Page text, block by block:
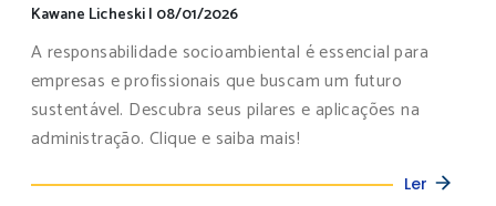
Kawane Licheski| 08/01/2026
A responsabilidade socioambiental é essencial para
empresas e profissionais que buscam um futuro
sustentável. Descubra seus pilares e aplicações na
administração. Clique e saiba mais!
Ler